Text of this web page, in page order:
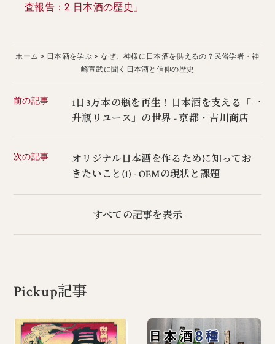
査報告：2 日本酒の歴史」
ホーム 日本酒を学ぶ
なぜ、神様に日本酒を供えるの？民俗学者・神
崎宣武に聞く日本酒と信仰の歴史
前の記事
1日3万本の瓶を再生！日本酒を支える「一
升瓶リユース」の世界 - 京都・吉川商店
次の記事
オリジナル日本酒を作るために知ってお
きたいこと(1) - OEMの現状と課題
すべての記事を表示
Pickup記事